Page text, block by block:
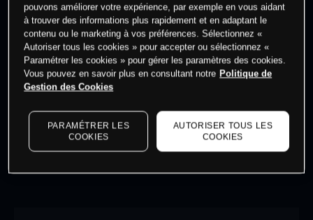
Les prix sont indicatifs.Connectez-vous pour voir les
dernières données du marché.
pouvons améliorer votre expérience, par exemple en vous aidant
à trouver des informations plus rapidement et en adaptant le
contenu ou le marketing à vos préférences. Sélectionnez «
Autoriser tous les cookies » pour accepter ou sélectionnez «
Paramétrer les cookies » pour gérer les paramètres des cookies.
Vous pouvez en savoir plus en consultant notre Politique de
Gestion des Cookies
PARAMÉTRER LES
COOKIES
AUTORISER TOUS LES
COOKIES